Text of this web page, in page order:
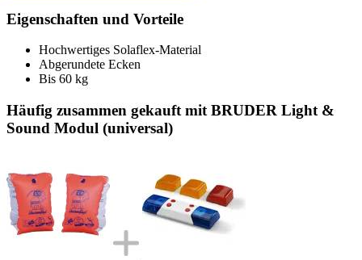
Eigenschaften und Vorteile
Hochwertiges Solaflex-Material
Abgerundete Ecken
Bis 60 kg
Häufig zusammen gekauft mit BRUDER Light &
Sound Modul (universal)